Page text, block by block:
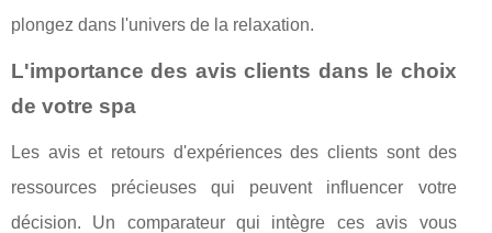
plongez dans l'univers de la relaxation.
L'importance des avis clients dans le choix
de votre spa
Les avis et retours d'expériences des clients sont des
ressources précieuses qui peuvent influencer votre
décision. Un comparateur qui intègre ces avis vous